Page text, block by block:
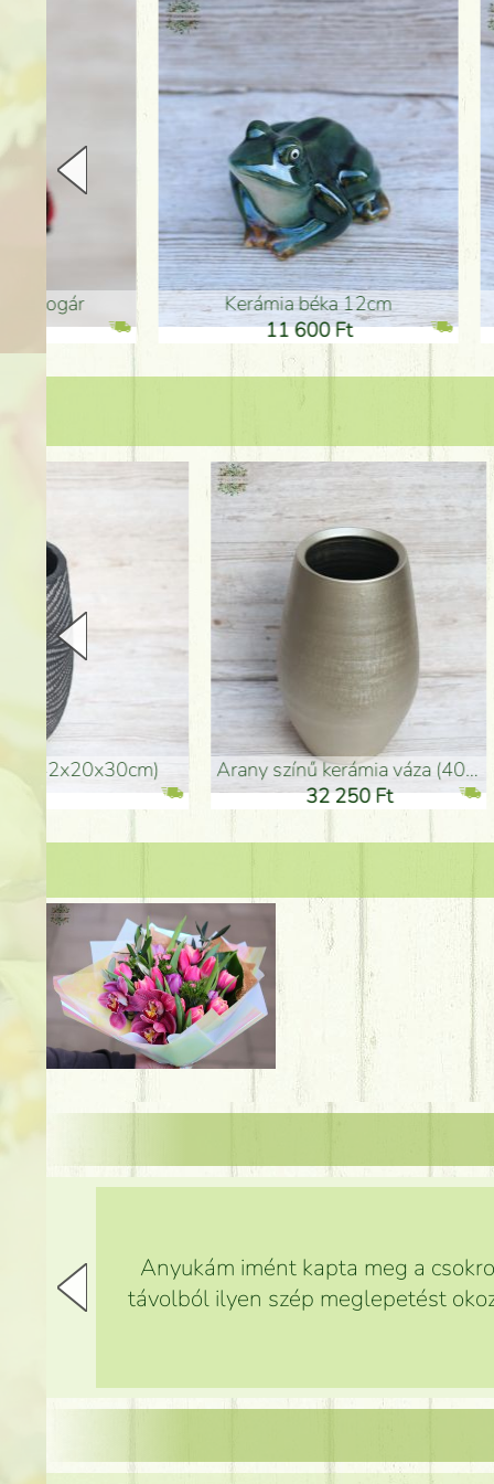
Kerámia béka 12cm
11 600 Ft
arany színű kerámia váza (40x26cm)
32 250 Ft
hosszú arany színű
46
Anyukám imént kapta meg a
távolból ilyen szép meglepetést